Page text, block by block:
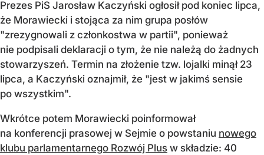
Prezes PiS Jarosław Kaczyński ogłosił pod koniec lipca,
że Morawiecki i stojąca za nim grupa posłów
"zrezygnowali z członkostwa w partii", ponieważ
nie podpisali deklaracji o tym, że nie należą do żadnych
stowarzyszeń. Termin na złożenie tzw. lojalki minął 23
lipca, a Kaczyński oznajmił, że "jest w jakimś sensie
po wszystkim".
Wkrótce potem Morawiecki poinformował
na konferencji prasowej w Sejmie o powstaniu nowego
klubu parlamentarnego Rozwój Plus w składzie: 40